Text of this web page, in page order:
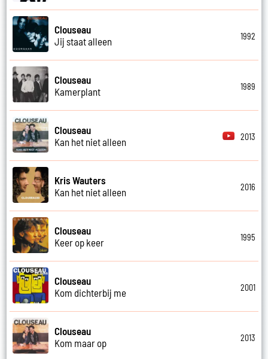
Clouseau
Jij staat alleen
1992
Clouseau
Kamerplant
1989
Clouseau
Kan het niet alleen
2013
Kris Wauters
Kan het niet alleen
2016
Clouseau
Keer op keer
1995
Clouseau
Kom dichterbij me
2001
Clouseau
Kom maar op
2013